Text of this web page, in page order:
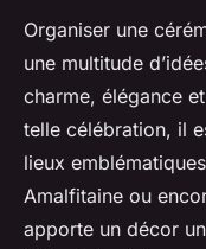
Organiser une
une multitude
charme, élégance
telle célébration, il
lieux
Amalfitaine ou
apporte un décor